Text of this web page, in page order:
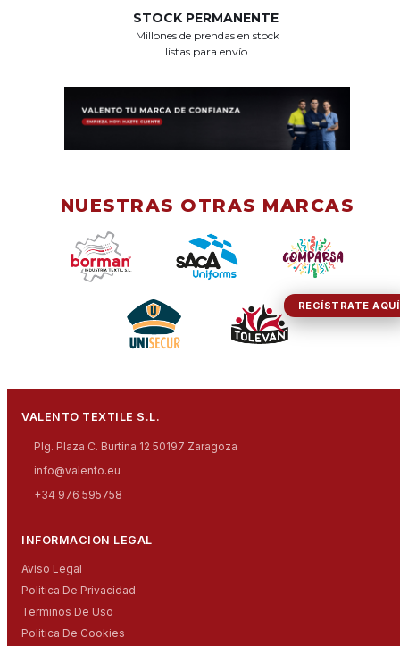
STOCK PERMANENTE
Millones de prendas en stock
listas para envío.
NUESTRAS OTRAS MARCAS
REGÍSTRATE AQUÍ
VALENTO TEXTILE S.L.
Plg. Plaza C. Burtina 12 50197 Zaragoza
info@valento.eu
+34 976 595758
INFORMACION LEGAL
Aviso Legal
Politica De Privacidad
Terminos De Uso
Politica De Cookies